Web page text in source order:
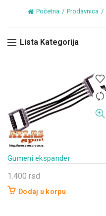
Početna Prodavnica
Lista Kategorija
Gumeni ekspander
1.400 rsd
Dodaj u korpu